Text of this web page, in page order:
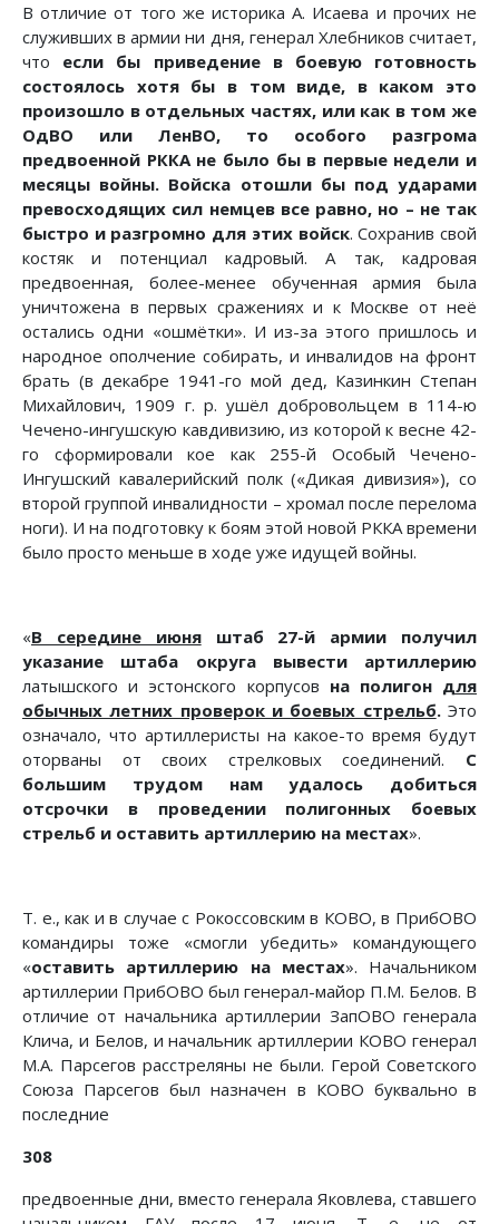
В отличие от того же историка А. Исаева и прочих не
служивших в армии ни дня, генерал Хлебников считает,
что если бы приведение в боевую готовность
состоялось хотя бы в том виде, в каком это
произошло в отдельных частях, или как в том же
ОдВО или ЛенВО, то особого разгрома
предвоенной РККА не было бы в первые недели и
месяцы войны. Войска отошли бы под ударами
превосходящих сил немцев все равно, но – не так
быстро и разгромно для этих войск. Сохранив свой
костяк и потенциал кадровый. А так, кадровая
предвоенная, более-менее обученная армия была
уничтожена в первых сражениях и к Москве от неё
остались одни «ошмётки». И из-за этого пришлось и
народное ополчение собирать, и инвалидов на фронт
брать (в декабре 1941-го мой дед, Казинкин Степан
Михайлович, 1909 г. р. ушёл добровольцем в 114-ю
Чечено-ингушскую кавдивизию, из которой к весне 42-
го сформировали кое как 255-й Особый Чечено-
Ингушский кавалерийский полк («Дикая дивизия»), со
второй группой инвалидности – хромал после перелома
ноги). И на подготовку к боям этой новой РККА времени
было просто меньше в ходе уже идущей войны.
«В середине июняштаб 27-й армии получил
указание штаба округа вывести артиллерию
латышского и эстонского корпусов на полигон для
обычных летних проверок и боевых стрельб.Это
означало, что артиллеристы на какое-то время будут
оторваны от своих стрелковых соединений. С
большим трудом нам удалось добиться
отсрочки в проведении полигонных боевых
стрельб и оставить артиллерию на местах».
Т. е., как и в случае с Рокоссовским в КОВО, в ПрибОВО
командиры тоже «смогли убедить» командующего
«оставить артиллерию на местах». Начальником
артиллерии ПрибОВО был генерал-майор П.М. Белов. В
отличие от начальника артиллерии ЗапОВО генерала
Клича, и Белов, и начальник артиллерии КОВО генерал
М.А. Парсегов расстреляны не были. Герой Советского
Союза Парсегов был назначен в КОВО буквально в
последние
308
предвоенные дни, вместо генерала Яковлева, ставшего